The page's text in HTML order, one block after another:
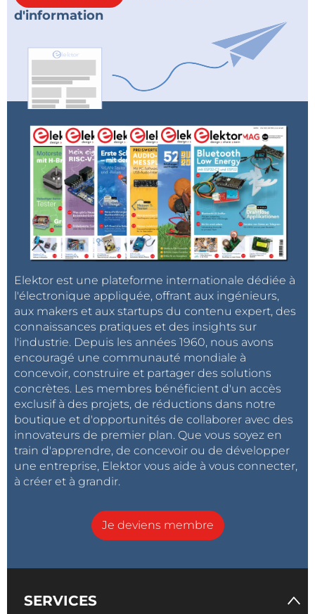
d'information
Elektor est une plateforme internationale dédiée à
l'électronique appliquée, offrant aux ingénieurs,
aux makers et aux startups du contenu expert, des
connaissances pratiques et des insights sur
l'industrie. Depuis les années 1960, nous avons
encouragé une communauté mondiale à
concevoir, construire et partager des solutions
concrètes. Les membres bénéficient d'un accès
exclusif à des projets, de réductions dans notre
boutique et d'opportunités de collaborer avec des
innovateurs de premier plan. Que vous soyez en
train d'apprendre, de concevoir ou de développer
une entreprise, Elektor vous aide à vous connecter,
à créer et à grandir.
Je deviens membre
SERVICES